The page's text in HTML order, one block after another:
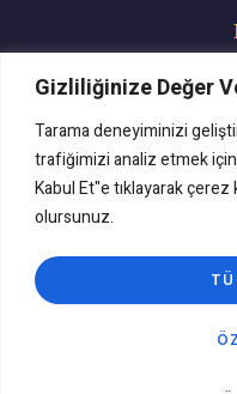
Gizliliğinize Değer
Tarama deneyiminizi
trafiğimizi analiz etmek
Kabul Et"e tıklayarak çerez
olursunuz.